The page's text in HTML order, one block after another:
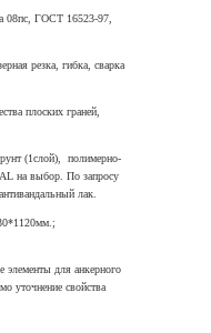
08пс, ГОСТ 16523-97,
резка, гибка, сварка
плоских граней,
(1слой), полимерно-
на выбор. По запросу
лак.
элементы для анкерного
уточнение свойства